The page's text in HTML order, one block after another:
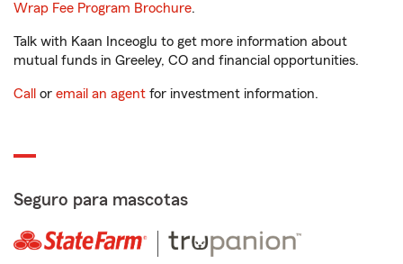
Wrap Fee Program Brochure.
Talk with Kaan Inceoglu to get more information about
mutual funds in Greeley, CO and financial opportunities.
Call or email an agent for investment information.
Seguro para mascotas